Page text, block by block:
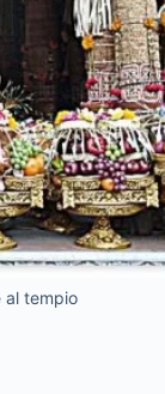
al tempio